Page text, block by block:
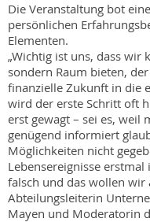
Die Veranstaltung bot
persönlichen
Elementen.
„Wichtig ist uns, dass wir
sondern Raum bieten,
finanzielle Zukunft in die
wird der erste Schritt oft
erst gewagt – sei es, weil
genügend informiert
Möglichkeiten nicht
Lebensereignisse
falsch und das wollen wir
Abteilungsleiterin
Mayen und Moderatorin